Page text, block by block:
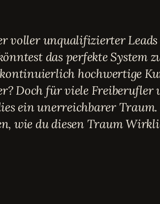
voller unqualifizierter Leads
das perfekte System
hochwertige
Doch für viele Freiberufler
ein unerreichbarer Traum.
wie du diesen Traum